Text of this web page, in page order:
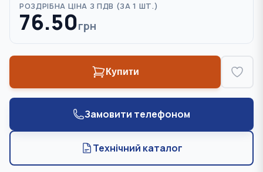
РОЗДРІБНА ЦІНА З ПДВ (ЗА 1 ШТ.)
76.50грн
Купити
Замовити телефоном
Технічний каталог